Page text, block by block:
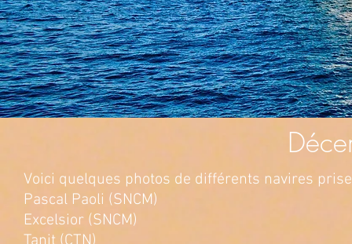
Voici quelques photos de différents navires
Pascal Paoli (SNCM)
Excelsior (SNCM)